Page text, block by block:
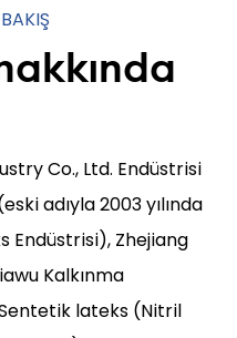
Co., Ltd. Endüstrisi
adıyla 2003 yılında
Endüstrisi), Zhejiang
Kalkınma
lateks (Nitril